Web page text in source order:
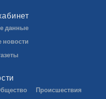
данные
новости
Происшествия